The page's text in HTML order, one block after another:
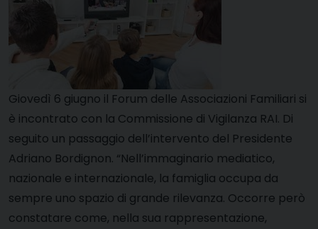
Giovedì 6 giugno il Forum delle Associazioni Familiari si
è incontrato con la Commissione di Vigilanza RAI. Di
seguito un passaggio dell’intervento del Presidente
Adriano Bordignon. “Nell’immaginario mediatico,
nazionale e internazionale, la famiglia occupa da
sempre uno spazio di grande rilevanza. Occorre però
constatare come, nella sua rappresentazione,